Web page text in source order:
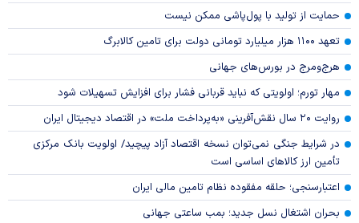
حمایت از تولید با پول‌پاشی ممکن نیست
تعهد ۱۱۰۰ هزار میلیارد تومانی دولت برای تامین کالابرگ
هرج‌ومرج در بورس‌های جهانی
مهار تورم؛ اولویتی که نباید قربانی فشار برای افزایش تسهیلات شود
روایت ۲۰ سال نقش‌آفرینی «به‌پرداخت ملت» در اقتصاد دیجیتال ایران
در شرایط جنگی نمی‌توان نسخه اقتصاد آزاد پیچید/ اولویت بانک مرکزی
تأمین ارز کالا‌های اساسی است
اعتبارسنجی؛ حلقه مفقوده نظام تامین مالی ایران
بحران اشتغال نسل جدید؛ بمب ساعتی جهانی